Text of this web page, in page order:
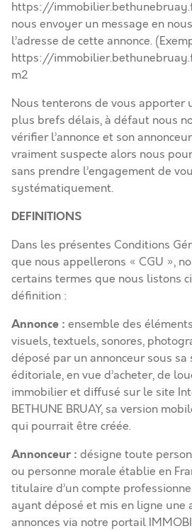
https://
nous envoyer un message en
l’adresse de cette annonce.
https://
m2
Nous tenterons de vous apporter
plus brefs délais, à défaut nous
vérifier l’annonce et son
vraiment suspecte alors nous
sans prendre l’engagement de
systématiquement.
DEFINITIONS
Dans les présentes Conditions
que nous appellerons « CGU »,
certains termes que nous listons
définition :
Annonce : ensemble des
visuels, textuels, sonores,
déposé par un annonceur sous
éditoriale, en vue d’acheter, de
immobilier et diffusé sur le site
BETHUNE BRUAY, sa version
qui pourrait être créée.
Annonceur : désigne toute
ou personne morale établie en
titulaire d’un compte
ayant déposé et mis en ligne une
annonces via notre portail